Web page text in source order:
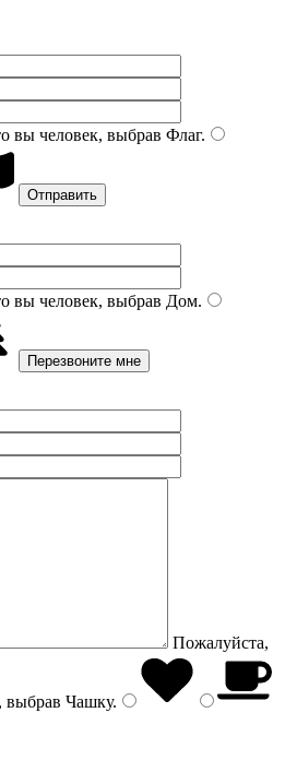
вы человек, выбрав Флаг.
вы человек, выбрав Дом.
Пожалуйста,
выбрав Чашку.